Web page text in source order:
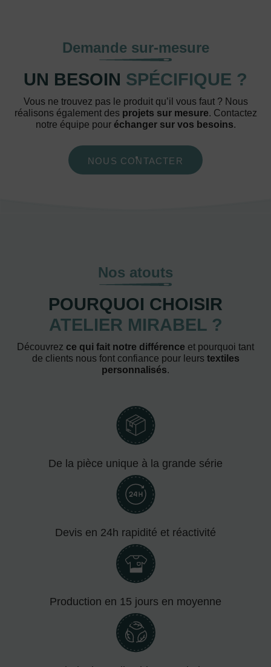
Demande sur-mesure
UN BESOIN SPÉCIFIQUE ?
Vous ne trouvez pas le produit qu’il vous faut ? Nous
réalisons également des projets sur mesure. Contactez
notre équipe pour échanger sur vos besoins.
NOUS CONTACTER
Nos atouts
POURQUOI CHOISIR
ATELIER MIRABEL ?
Découvrez ce qui fait notre différence et pourquoi tant
de clients nous font confiance pour leurs textiles
personnalisés.
De la pièce unique à la grande série
Devis en 24h rapidité et réactivité
Production en 15 jours en moyenne